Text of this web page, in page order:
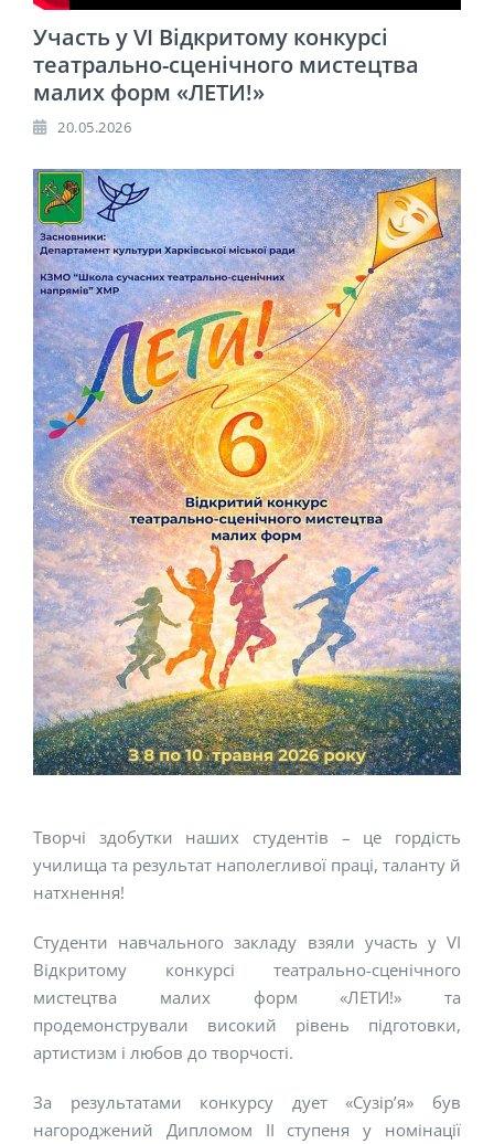
Участь у VІ Відкритому конкурсі
театрально-сценічного мистецтва
малих форм «ЛЕТИ!»
20.05.2026
Творчі здобутки наших студентів – це гордість
училища та результат наполегливої праці, таланту й
натхнення!
Студенти навчального закладу взяли участь у VІ
Відкритому конкурсі театрально-сценічного
мистецтва малих форм «ЛЕТИ!» та
продемонстрували високий рівень підготовки,
артистизм і любов до творчості.
За результатами конкурсу дует «Сузір’я» був
нагороджений Дипломом ІІ ступеня у номінації